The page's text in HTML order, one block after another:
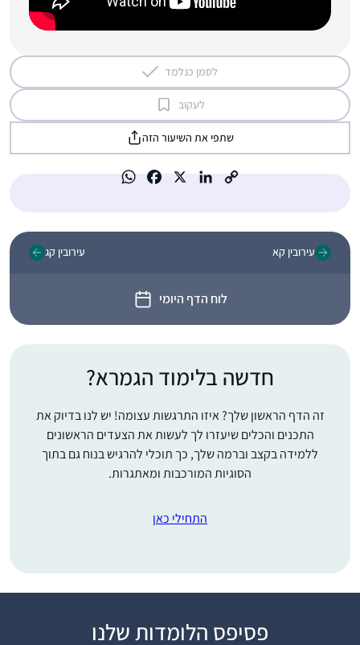
לסמן כנלמד
לעקוב
שתפי את השיעור הזה
עירובין קא
לוח הדף היומי
עירובין קג
חדשה בלימוד הגמרא?
זה הדף הראשון שלך? איזו התרגשות עצומה! יש לנו בדיוק את
התכנים והכלים שיעזרו לך לעשות את הצעדים הראשונים
ללמידה בקצב וברמה שלך, כך תוכלי להרגיש בנוח גם בתוך
הסוגיות המורכבות ומאתגרות.
התחילי כאן
פסיפס הלומדות שלנו
התחלתי ללמוד דף יומי